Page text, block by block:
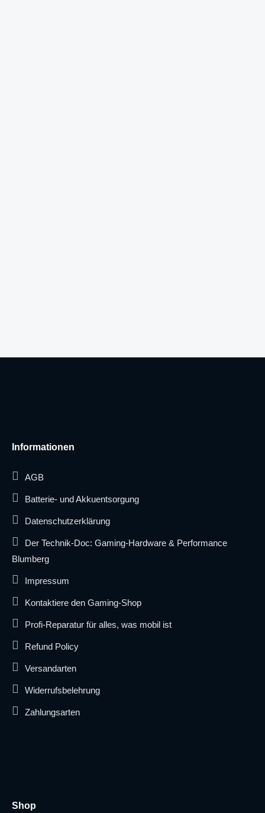
Informationen
AGB
Batterie- und Akkuentsorgung
Datenschutzerklärung
Der Technik-Doc: Gaming-Hardware & Performance
Blumberg
Impressum
Kontaktiere den Gaming-Shop
Profi-Reparatur für alles, was mobil ist
Refund Policy
Versandarten
Widerrufsbelehrung
Zahlungsarten
Shop